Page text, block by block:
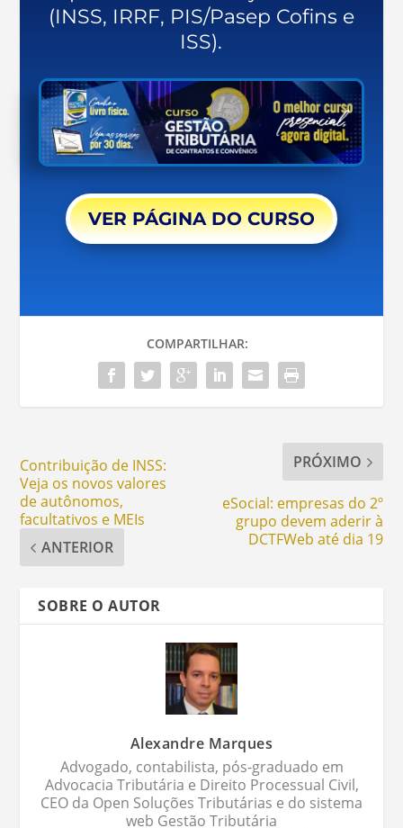
(INSS, IRRF, PIS/Pasep Cofins e
ISS).
VER PÁGINA DO CURSO
COMPARTILHAR:
Contribuição de INSS:
Veja os novos valores
de autônomos,
facultativos e MEIs
ANTERIOR
PRÓXIMO
eSocial: empresas do 2º
grupo devem aderir à
DCTFWeb até dia 19
SOBRE O AUTOR
Alexandre Marques
Advogado, contabilista, pós-graduado em
Advocacia Tributária e Direito Processual Civil,
CEO da Open Soluções Tributárias e do sistema
web Gestão Tributária